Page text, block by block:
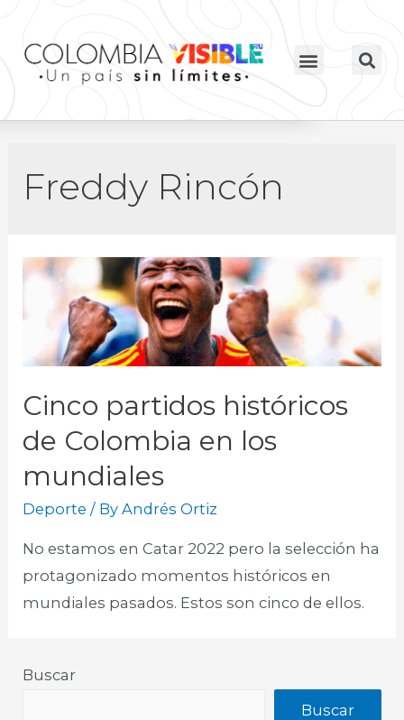
Freddy Rincón
Cinco partidos históricos
de Colombia en los
mundiales
Deporte / ByAndrés Ortiz
No estamos en Catar 2022 pero la selección ha
protagonizado momentos históricos en
mundiales pasados. Estos son cinco de ellos.
Buscar
Buscar